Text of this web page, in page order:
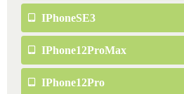
IPhoneSE3
IPhone12ProMax
IPhone12Pro